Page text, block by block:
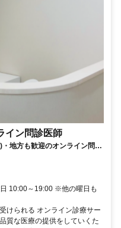
イン問診医師
地方も歓迎のオンライン問診
10:00～19:00 ※他の曜日も
けられる オンライン診療サー
質な医療の提供をしていくた